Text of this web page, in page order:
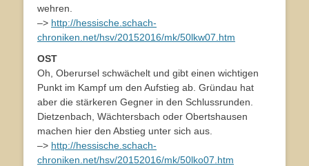
wehren.
–> http://hessische.schach-
chroniken.net/hsv/20152016/mk/50lkw07.htm
OST
Oh, Oberursel schwächelt und gibt einen wichtigen
Punkt im Kampf um den Aufstieg ab. Gründau hat
aber die stärkeren Gegner in den Schlussrunden.
Dietzenbach, Wächtersbach oder Obertshausen
machen hier den Abstieg unter sich aus.
–> http://hessische.schach-
chroniken.net/hsv/20152016/mk/50lko07.htm